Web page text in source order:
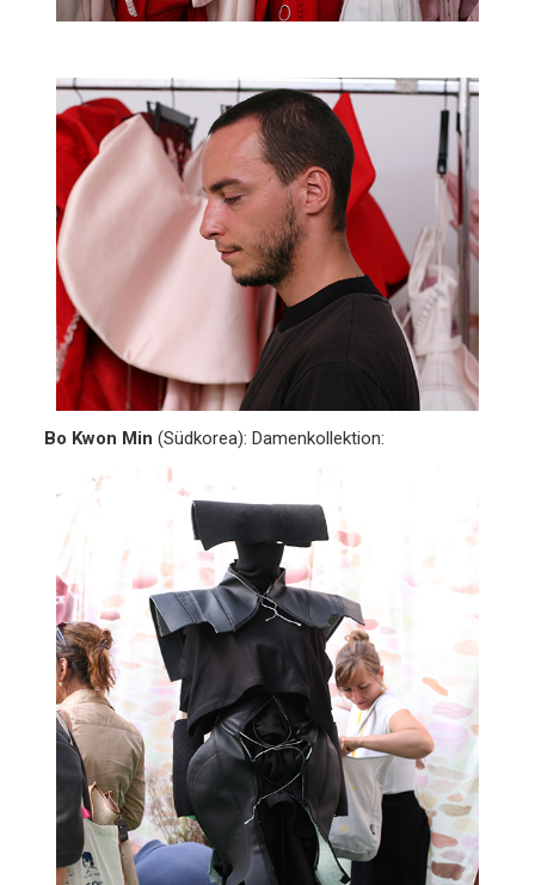
Bo Kwon Min (Südkorea): Damenkollektion: